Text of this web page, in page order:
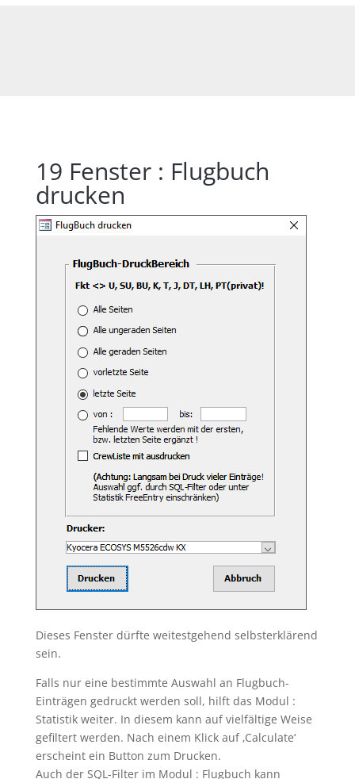
19 Fenster : Flugbuch
drucken
Dieses Fenster dürfte weitestgehend selbsterklärend
sein.
Falls nur eine bestimmte Auswahl an Flugbuch-
Einträgen gedruckt werden soll, hilft das Modul :
Statistik weiter. In diesem kann auf vielfältige Weise
gefiltert werden. Nach einem Klick auf ‚Calculate‘
erscheint ein Button zum Drucken.
Auch der SQL-Filter im Modul : Flugbuch kann